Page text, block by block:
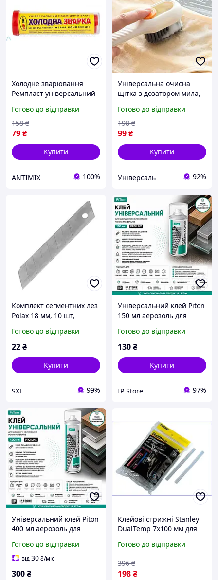
Холодне зварювання
Ремпласт універсальний
склеювання різних
матеріалів
Готово до відправки
79₴
158 ₴
Купити
ANTIMIX 100%
Універсальна очисна
щітка з дозатором мила,
з резервуаром
Готово до відправки
99₴
198 ₴
Купити
Універсаль 92%
Комплект сегментних лез
Polax 18 мм, 10 шт,
для прорізних ножів,
універсальні для різних
Готово до відправки
22₴
Купити
SXL 99%
Універсальний клей Piton
150 мл аерозоль для
різних матеріалів
Готово до відправки
130₴
Купити
IP Store 97%
Універсальний клей Piton
400 мл аерозоль для
різних матеріалів
Готово до відправки
від30₴/міс
300₴
Клейові стрижні Stanley
DualTemp 7х100 мм для
універсальні для
матеріалів
Готово до відправки
198₴
396 ₴